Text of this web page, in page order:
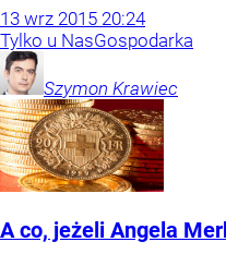
13 wrz 2015 20:24
Tylko u NasGospodarka
Szymon Krawiec
A co, jeżeli Angela